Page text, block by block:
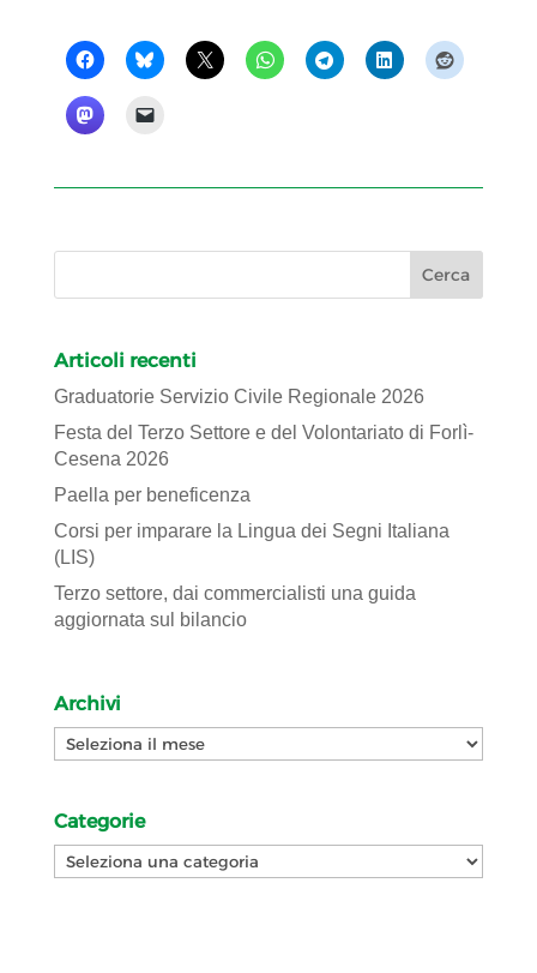
Articoli recenti
Graduatorie Servizio Civile Regionale 2026
Festa del Terzo Settore e del Volontariato di Forlì-
Cesena 2026
Paella per beneficenza
Corsi per imparare la Lingua dei Segni Italiana
(LIS)
Terzo settore, dai commercialisti una guida
aggiornata sul bilancio
Archivi
Archivi
Categorie
Categorie